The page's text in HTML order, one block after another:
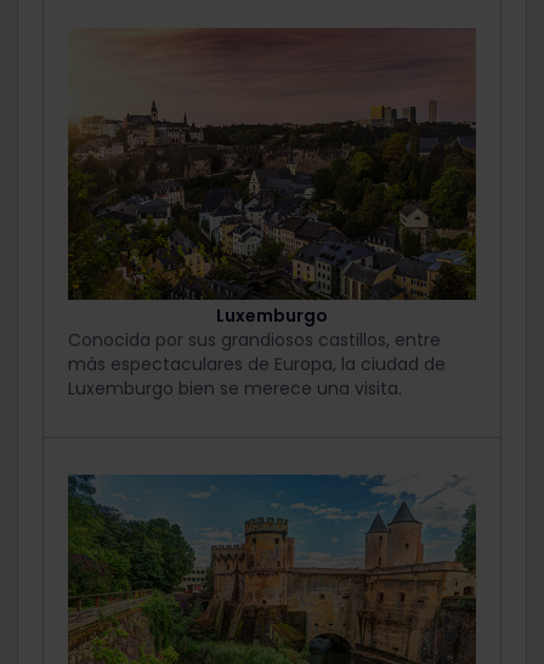
Luxemburgo
Conocida por sus grandiosos castillos, entre
más espectaculares de Europa, la ciudad de
Luxemburgo bien se merece una visita.